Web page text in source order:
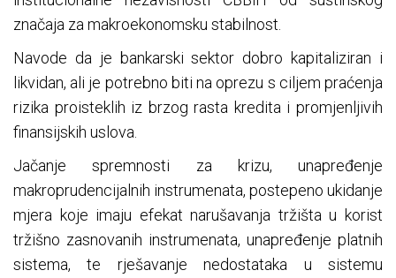
značaja za makroekonomsku stabilnost.
Navode da je bankarski sektor dobro kapitaliziran i
likvidan, ali je potrebno biti na oprezu s ciljem praćenja
rizika proisteklih iz brzog rasta kredita i promjenljivih
finansijskih uslova.
Jačanje spremnosti za krizu, unapređenje
makroprudencijalnih instrumenata, postepeno ukidanje
mjera koje imaju efekat narušavanja tržišta u korist
tržišno zasnovanih instrumenata, unapređenje platnih
sistema, te rješavanje nedostataka u sistemu